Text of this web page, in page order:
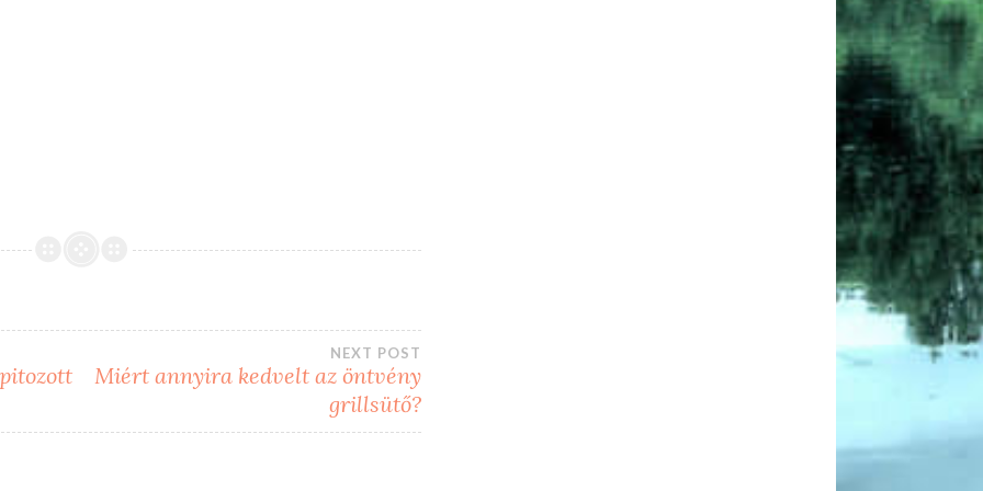
NEXT POST
Miért annyira kedvelt az öntvény
grillsütő?